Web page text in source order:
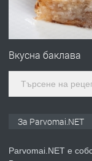
Вкусна баклава
За Parvomai.NET
Parvomai.NET е